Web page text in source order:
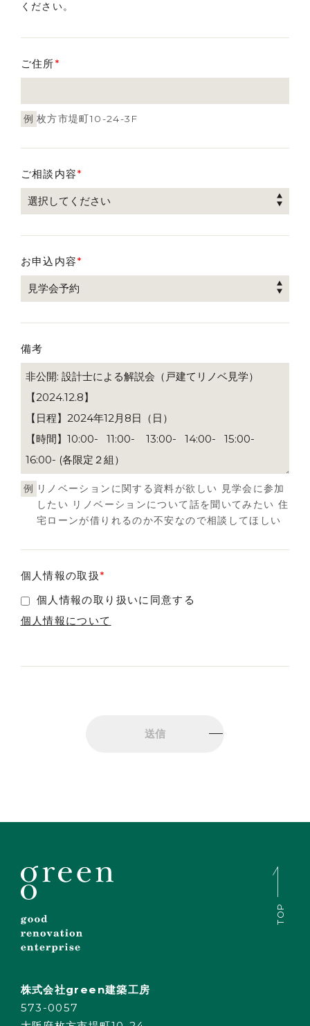
ください。
ご住所*
例 枚方市堤町10-24-3F
ご相談内容*
お申込内容*
備考
例
リノベーションに関する資料が欲しい 見学会に参加
したい リノベーションについて話を聞いてみたい 住
宅ローンが借りれるのか不安なので相談してほしい
個人情報の取扱*
個人情報の取り扱いに同意する
個人情報について
株式会社green建築工房
573-0057
TOP